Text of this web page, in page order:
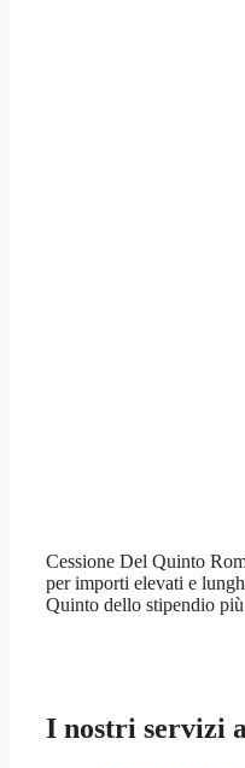
Cessione Del Quinto
per importi elevati e
Quinto dello stipendio
I nostri servizi